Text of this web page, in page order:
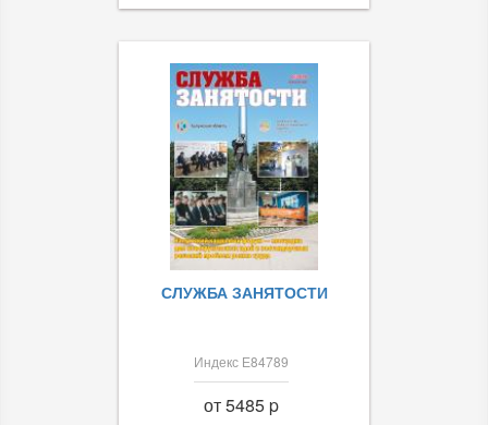
СЛУЖБА ЗАНЯТОСТИ
Индекс Е84789
от 5485 p